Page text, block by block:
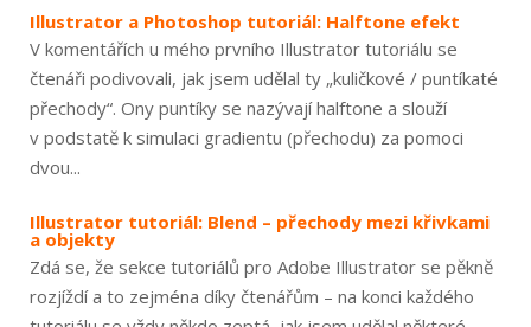
Illustrator a Photoshop tutoriál: Halftone efekt
V komentářích u mého prvního Illustrator tutoriálu se
čtenáři podivovali, jak jsem udělal ty „kuličkové / puntíkaté
přechody“. Ony puntíky se nazývají halftone a slouží
v podstatě k simulaci gradientu (přechodu) za pomoci
dvou...
Illustrator tutoriál: Blend – přechody mezi křivkami
a objekty
Zdá se, že sekce tutoriálů pro Adobe Illustrator se pěkně
rozjíždí a to zejména díky čtenářům – na konci každého